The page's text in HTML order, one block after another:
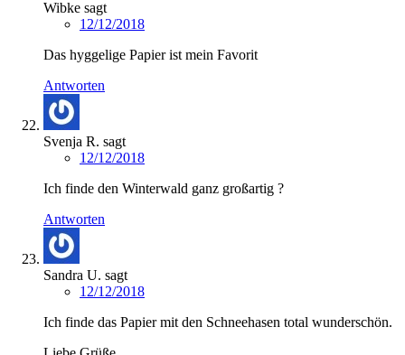
Wibke sagt
12/12/2018
Das hyggelige Papier ist mein Favorit
Antworten
Svenja R. sagt
12/12/2018
Ich finde den Winterwald ganz großartig ?
Antworten
Sandra U. sagt
12/12/2018
Ich finde das Papier mit den Schneehasen total wunderschön.